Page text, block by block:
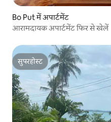
Bo Put में अपार्टमेंट
आरामदायक अपार्टमेंट फिर से खेलें
सुपरहोस्ट
सुपरहोस्ट